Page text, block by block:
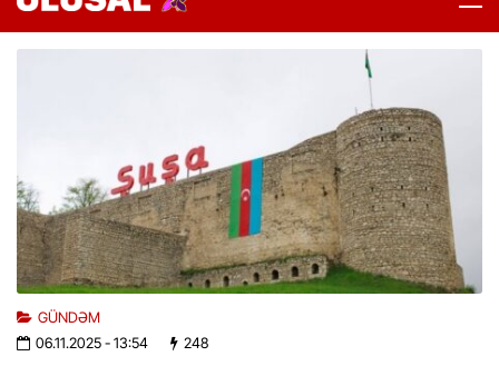
GÜNDƏM
06.11.2025- 13:54 248